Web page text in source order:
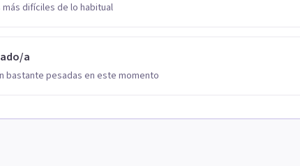
difíciles de lo habitual
a
bastante pesadas en este momento